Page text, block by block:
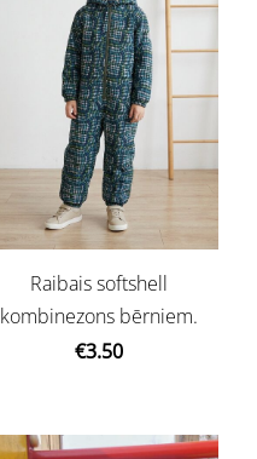
Raibais softshell
kombinezons bērniem.
€3.50